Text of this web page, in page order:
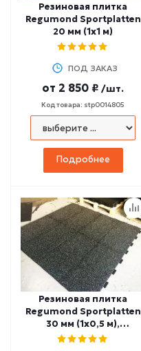
Резиновая плитка
Regumond Sportplatten
20 мм (1х1 м)
ПОД ЗАКАЗ
от 2 850 ₽ /шт.
Код товара: stp0014805
Подробнее
Резиновая плитка
Regumond Sportplatten
30 мм (1х0,5 м),
боковины